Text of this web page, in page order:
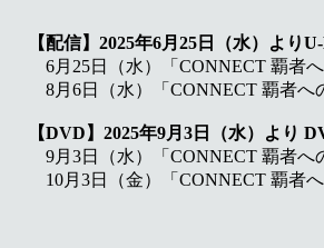
【配信】2025年6月25日（水）より
6月25日（水）「CONNECT 覇者へ
8月6日（水）「CONNECT 覇者へ
【DVD】2025年9月3日（水）より
9月3日（水）「CONNECT 覇者へ
10月3日（金）「CONNECT 覇者へ